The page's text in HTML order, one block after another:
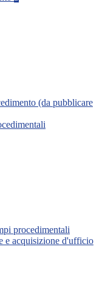
(da pubblicare
procedimentali
e acquisizione d'ufficio